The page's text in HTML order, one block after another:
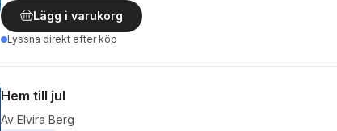
Lägg i varukorg
Lyssna direkt efter köp
Hem till jul
Av Elvira Berg